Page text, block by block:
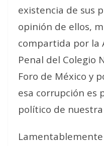
existencia de sus
opinión de ellos,
compartida por la
Penal del Colegio
Foro de México y
esa corrupción es
político de
Lamentablemente